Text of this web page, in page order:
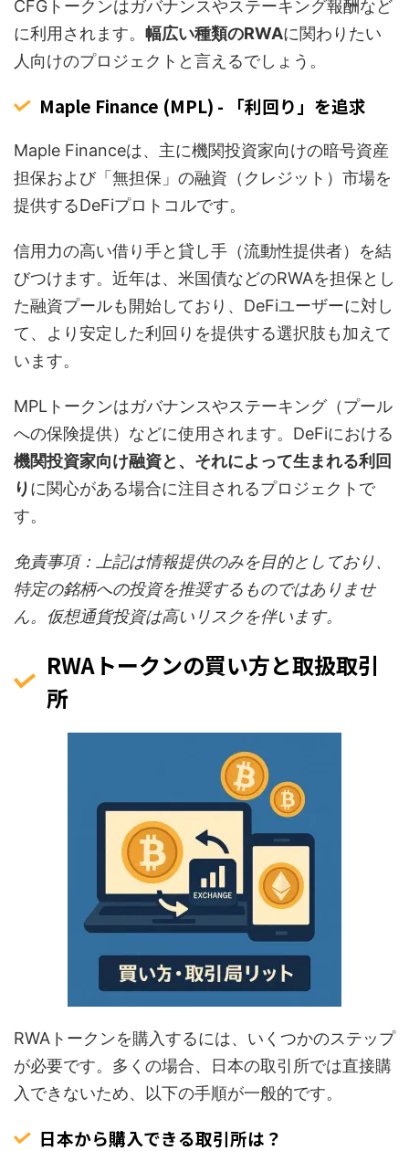
CFGトークンはガバナンスやステーキング報酬など
に利用されます。 幅広い種類のRWAに関わりたい
人向けのプロジェクトと言えるでしょう。
Maple Finance (MPL) - 「利回り」を追求
Maple Financeは、主に機関投資家向けの暗号資産
担保および「無担保」の融資（クレジット）市場を
提供するDeFiプロトコルです。
信用力の高い借り手と貸し手（流動性提供者）を結
びつけます。近年は、米国債などのRWAを担保とし
た融資プールも開始しており、DeFiユーザーに対し
て、より安定した利回りを提供する選択肢も加えて
います。
MPLトークンはガバナンスやステーキング（プール
への保険提供）などに使用されます。DeFiにおける
機関投資家向け融資と、それによって生まれる利回
りに関心がある場合に注目されるプロジェクトで
す。
免責事項：上記は情報提供のみを目的としており、
特定の銘柄への投資を推奨するものではありませ
ん。仮想通貨投資は高いリスクを伴います。
RWAトークンの買い方と取扱取引
所
RWAトークンを購入するには、いくつかのステップ
が必要です。多くの場合、日本の取引所では直接購
入できないため、以下の手順が一般的です。
日本から購入できる取引所は？